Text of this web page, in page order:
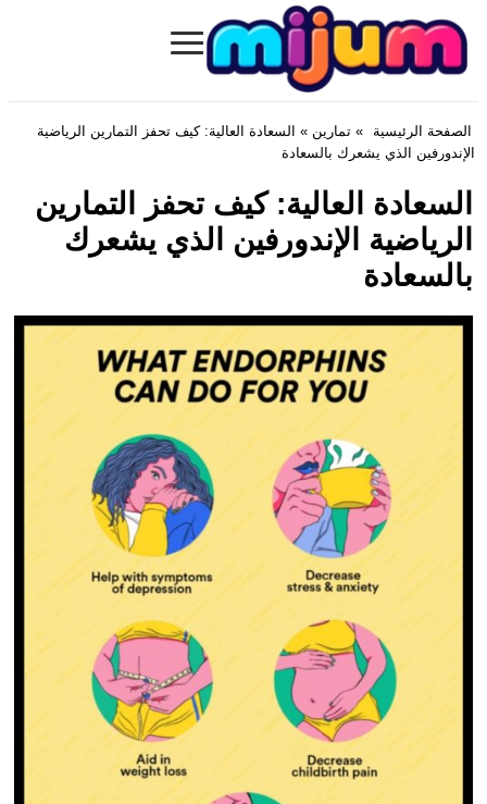
Mijum.com
≡
الصفحة الرئيسية » تمارين » السعادة العالية: كيف تحفز التمارين الرياضية
الإندورفين الذي يشعرك بالسعادة
السعادة العالية: كيف تحفز التمارين
الرياضية الإندورفين الذي يشعرك
بالسعادة